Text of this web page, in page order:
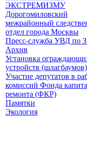
ЭКСТРЕМИЗМУ
Дорогомиловский
межрайонный
отдел города Москвы
Пресс-служба УВД по
Архив
Установка
устройств (шлагбаумов)
Участие депутатов в
комиссий Фонда
ремонта (ФКР)
Памятки
Экология